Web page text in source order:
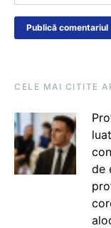
CELE MAI CITITE
de